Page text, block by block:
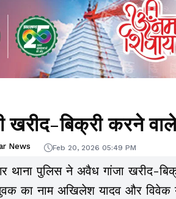
खरीद-बिक्री करने
News Feb 20, 2026 05:49 PM
थाना पुलिस ने अवैध गांजा खरीद-
का नाम अखिलेश यादव और विवेक